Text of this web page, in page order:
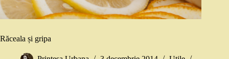
Răceala și gripa